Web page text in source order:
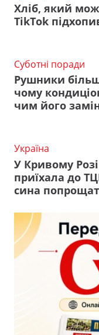
Хліб, який
TikTok
Суботні поради
Рушники
чому
чим його
Україна
У Кривому
приїхала до
сина